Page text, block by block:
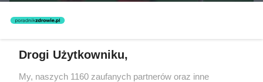
Drogi Użytkowniku,
My, naszych 1160 zaufanych partnerów oraz inne